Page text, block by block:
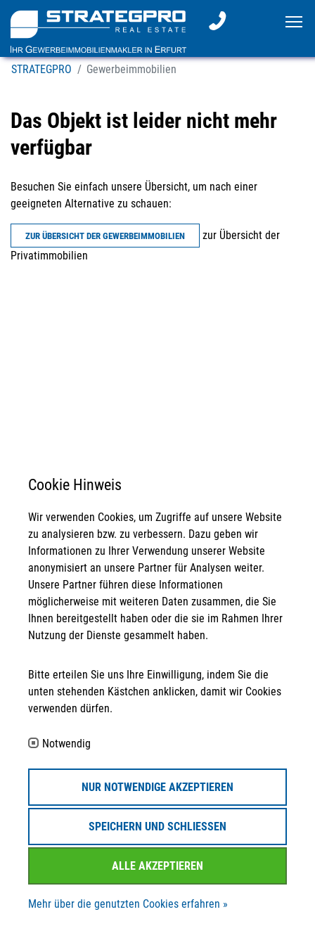
STRATEGPRO Gewerbeimmobilien
Das Objekt ist leider nicht mehr
verfügbar
Besuchen Sie einfach unsere Übersicht, um nach einer
geeigneten Alternative zu schauen:
ZUR ÜBERSICHT DER GEWERBEIMMOBILIEN
zur Übersicht der
Privatimmobilien
Anschrift
Neuwerkstraße 45/46
+49 361 30 258 - 130
Folgen Sie uns auf ...
Cookie Hinweis
Wir verwenden Cookies, um Zugriffe auf unsere Website
zu analysieren bzw. zu verbessern. Dazu geben wir
Informationen zu Ihrer Verwendung unserer Website
anonymisiert an unsere Partner für Analysen weiter.
Unsere Partner führen diese Informationen
möglicherweise mit weiteren Daten zusammen, die Sie
Ihnen bereitgestellt haben oder die sie im Rahmen Ihrer
Nutzung der Dienste gesammelt haben.
Bitte erteilen Sie uns Ihre Einwilligung, indem Sie die
unten stehenden Kästchen anklicken, damit wir Cookies
verwenden dürfen.
Notwendig
NUR NOTWENDIGE AKZEPTIEREN
SPEICHERN UND SCHLIESSEN
ALLE AKZEPTIEREN
Mehr über die genutzten Cookies erfahren »